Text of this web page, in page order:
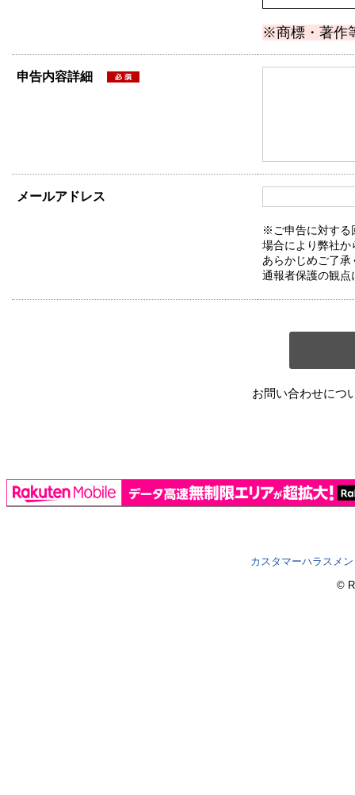
※商標・著作
申告内容詳細
メールアドレス
※ご申告に対する
場合により弊社か
あらかじめご了承
通報者保護の観点
お問い合わせにつ
カスタマーハラスメ
©